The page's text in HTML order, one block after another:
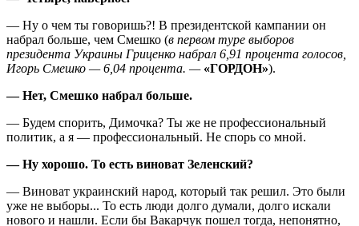
— Ну о чем ты говоришь?! В президентской кампании он
набрал больше, чем Смешко (в первом туре выборов
президента Украины Гриценко набрал 6,91 процента голосов,
Игорь Смешко — 6,04 процента. —«ГОРДОН»).
— Нет, Смешко набрал больше.
— Будем спорить, Димочка? Ты же не профессиональный
политик, а я — профессиональный. Не спорь со мной.
— Ну хорошо. То есть виноват Зеленский?
— Виноват украинский народ, который так решил. Это были
уже не выборы... То есть люди долго думали, долго искали
нового и нашли. Если бы Вакарчук пошел тогда, непонятно,